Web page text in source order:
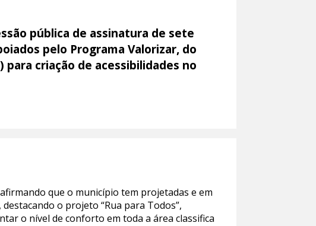
pública de assinatura de sete
pelo Programa Valorizar, do
criação de acessibilidades no
que o município tem projetadas e em
o projeto “Rua para Todos”,
o nível de conforto em toda a área classifica